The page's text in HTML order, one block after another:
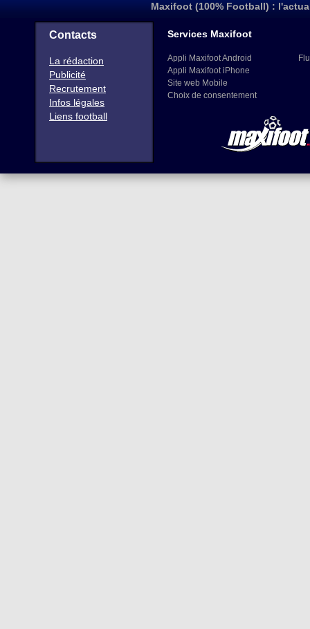
Maxifoot (100% Football) :
Contacts
La rédaction
Publicité
Recrutement
Infos légales
Liens football
Services Maxifoot
Appli Maxifoot Android
Appli Maxifoot iPhone
Site web Mobile
Choix de consentement